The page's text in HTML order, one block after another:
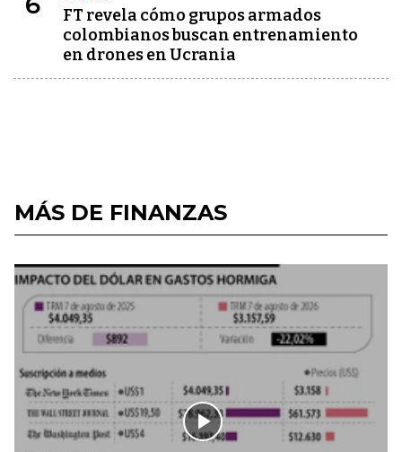
FT revela cómo grupos armados
colombianos buscan entrenamiento
en drones en Ucrania
MÁS DE FINANZAS